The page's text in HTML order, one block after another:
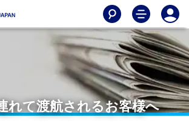
れて渡航されるお客様へ